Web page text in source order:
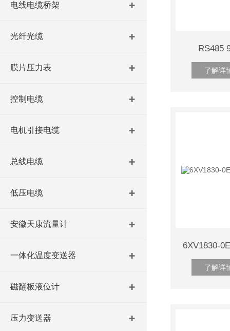
电线电缆桥架
光纤光缆
膜片压力表
控制电缆
电机引接电缆
总线电缆
低压电缆
安徽天康流量计
一体化温度变送器
磁翻板液位计
压力变送器
RS485
了解详
了解详